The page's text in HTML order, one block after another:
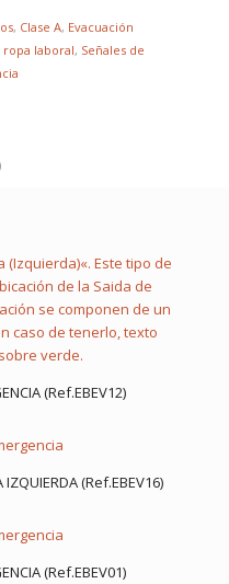
, Clase A, Evacuación
ropa laboral, Señales de
(Ref.EBEV12)
IZQUIERDA (Ref.EBEV16)
(Ref.EBEV01)